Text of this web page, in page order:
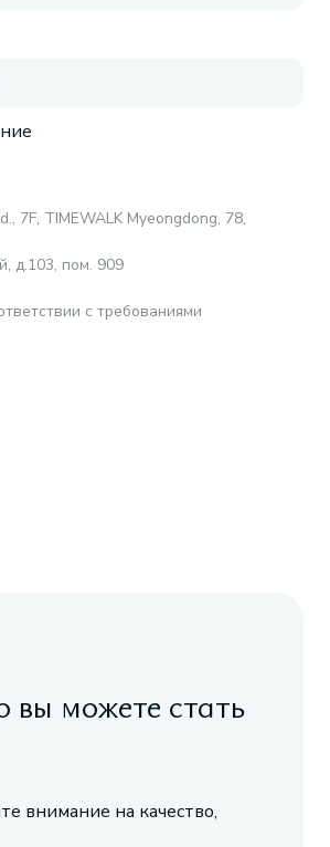
7F, TIMEWALK Myeongdong, 78,
д.103, пом. 909
с требованиями
вы можете стать
внимание на качество,